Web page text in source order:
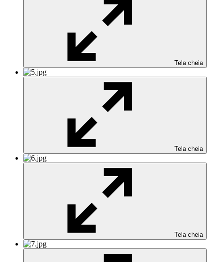
Tela cheia
Tela cheia
Tela cheia